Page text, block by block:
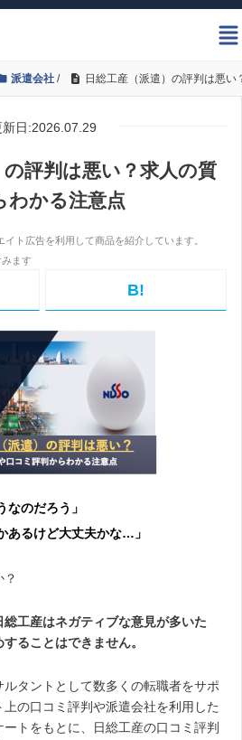
派遣会社 / 日総工産（派遣）の評判は悪
日:2026.07.29
の評判は悪い？求人の質
わかる注意点
B!
なのだろう」
あるけど大丈夫かな…」
工産はネガティブな意見が多いた
ることはできません。
タントとして数多くの転職者をサポ
の口コミ評判や派遣会社を利用した
トをもとに、日総工産の口コミ評判